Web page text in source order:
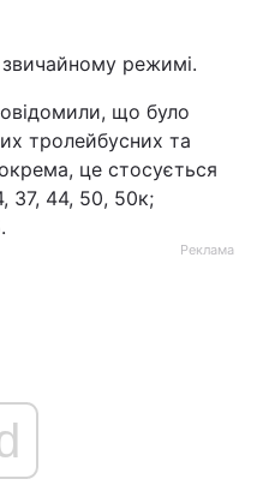
звичайному режимі.
що було
тролейбусних та
це стосується
37, 44, 50, 50к;
Реклама